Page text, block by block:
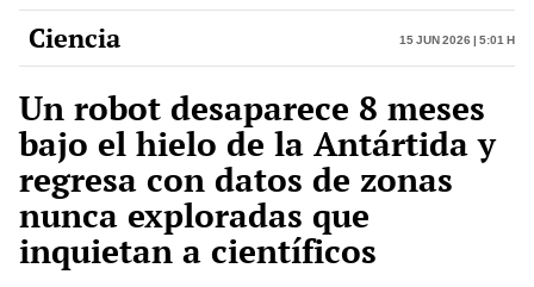
Ciencia 15 Jun 2026 | 5:01 h
Un robot desaparece 8 meses
bajo el hielo de la Antártida y
regresa con datos de zonas
nunca exploradas que
inquietan a científicos